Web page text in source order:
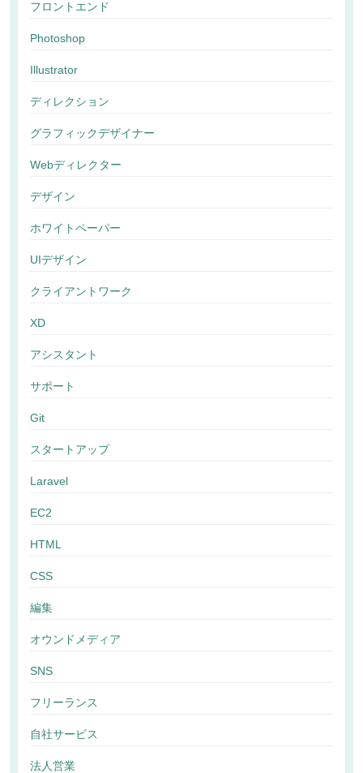
フロントエンド
Photoshop
Illustrator
ディレクション
グラフィックデザイナー
Webディレクター
デザイン
ホワイトペーパー
UIデザイン
クライアントワーク
XD
アシスタント
サポート
Git
スタートアップ
Laravel
EC2
HTML
CSS
編集
オウンドメディア
SNS
フリーランス
自社サービス
法人営業